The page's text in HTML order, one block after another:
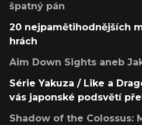
špatný pán
20 nejpamětihodnějších
hrách
Aim Down Sights aneb
Série Yakuza / Like a
vás japonské podsvětí
Shadow of the Colossus: